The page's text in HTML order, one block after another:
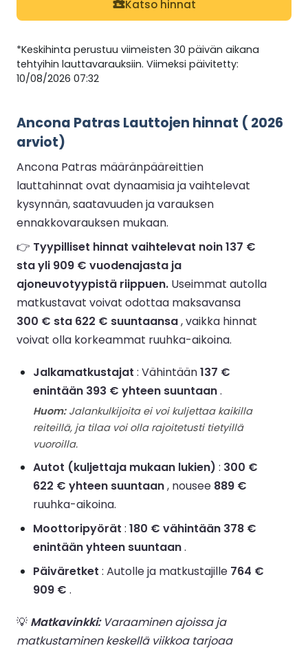
Katso hinnat
*Keskihinta perustuu viimeisten 30 päivän aikana
tehtyihin lauttavarauksiin. Viimeksi päivitetty:
10/08/2026 07:32
Ancona Patras Lauttojen hinnat ( 2026
arviot)
Ancona Patras määränpääreittien
lauttahinnat ovat dynaamisia ja vaihtelevat
kysynnän, saatavuuden ja varauksen
ennakkovarauksen mukaan.
👉 Tyypilliset hinnat vaihtelevat noin 137 €
sta yli 909 € vuodenajasta ja
ajoneuvotyypistä riippuen. Useimmat autolla
matkustavat voivat odottaa maksavansa
300 € sta 622 € suuntaansa, vaikka hinnat
voivat olla korkeammat ruuhka-aikoina.
Jalkamatkustajat : Vähintään137 €
enintään 393 € yhteen suuntaan.
Huom:Jalankulkijoita ei voi kuljettaa kaikilla
reiteillä, ja tilaa voi olla rajoitetusti tietyillä
vuoroilla.
Autot (kuljettaja mukaan lukien) : 300 €
622 € yhteen suuntaan, nousee 889 €
ruuhka-aikoina.
Moottoripyörät : 180 € vähintään 378 €
enintään yhteen suuntaan.
Päiväretket : Autolle ja matkustajille 764 €
909 € .
💡 Matkavinkki:Varaaminen ajoissa ja
matkustaminen keskellä viikkoa tarjoaa